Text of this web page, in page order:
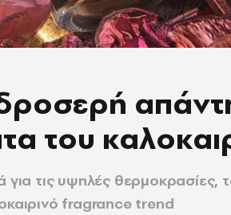
του
για τις υψηλές θερμοκρασίες,
fragrance trend